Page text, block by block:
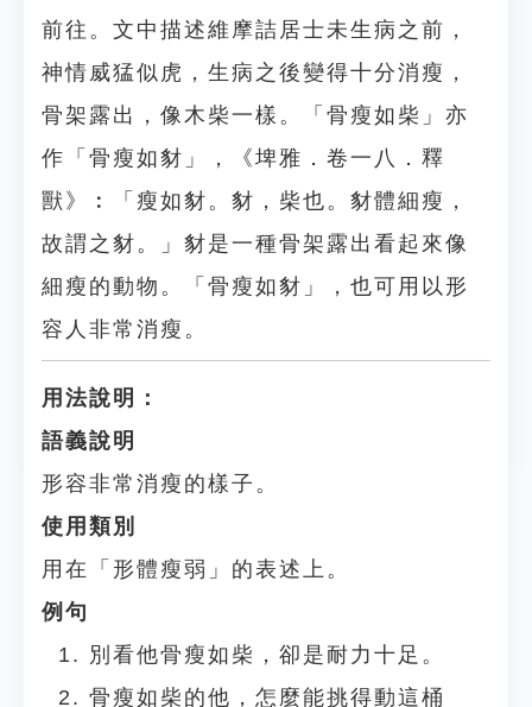
前往。文中描述維摩詰居士未生病之前，
神情威猛似虎，生病之後變得十分消瘦，
骨架露出，像木柴一樣。「骨瘦如柴」亦
作「骨瘦如豺」，《埤雅．卷一八．釋
獸》︰「瘦如豺。豺，柴也。豺體細瘦，
故謂之豺。」豺是一種骨架露出看起來像
細瘦的動物。「骨瘦如豺」，也可用以形
容人非常消瘦。
用法說明：
語義說明
形容非常消瘦的樣子。
使用類別
用在「形體瘦弱」的表述上。
例句
別看他骨瘦如柴，卻是耐力十足。
骨瘦如柴的他，怎麼能挑得動這桶